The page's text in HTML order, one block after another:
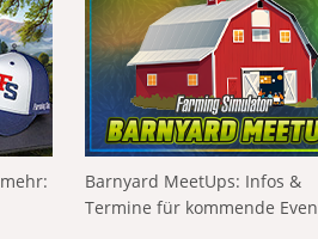
Barnyard MeetUps: Infos &
Termine für kommende